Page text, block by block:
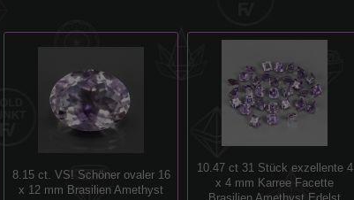
8.15 ct. VS! Schöner ovaler 16
x 12 mm Brasilien Amethyst
10.47 ct 31 Stück exzellente 4
x 4 mm Karree Facette